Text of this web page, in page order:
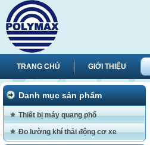
TRANG CHỦ GIỚI THIỆU
Danh mục sản phẩm
Thiết bị máy quang phổ
Đo lường khí thải động cơ xe